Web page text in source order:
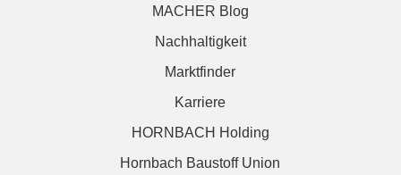
MACHER Blog
Nachhaltigkeit
Marktfinder
Karriere
HORNBACH Holding
Hornbach Baustoff Union